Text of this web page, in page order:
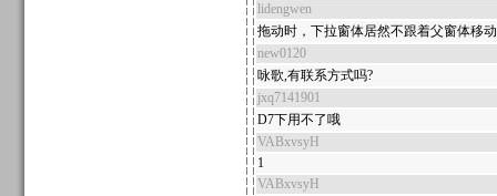
lidengwen
拖动时，下拉窗体居然不跟着父窗体移
new0120
咏歌,有联系方式吗?
jxq7141901
D7下用不了哦
VABxvsyH
1
VABxvsyH